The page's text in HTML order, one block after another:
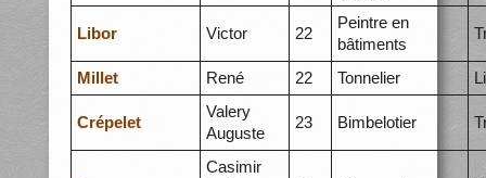
Libor Victor 22
Peintre en
bâtiments
Millet René 22 Tonnelier
Crépelet
Valery
Auguste
23 Bimbelotier
Casimir